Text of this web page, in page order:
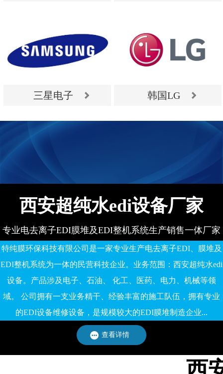
广州通标标准技术服务
有限公司
深圳市和科达水处理设
备有限公司
三星电子 韩国LG
西安超纯水edi设备厂家
专业电去离子EDI膜堆及EDI整机系统生产销售一体厂家
特纯膜环保科技有限公司是一家专业生产电去离子EDI、膜堆及
EDI整机系统为一体的民营科技企业。业务范围：西安超纯水edi
设备。产品涉及电子、石油、 化工、医药、电力、机械等领
域。 公司拥有一支业务精干、经验丰富的施工队伍，拥有专业
的EDI设备维修设备，是规模较大的EDI膜堆制造企业...
查看详情